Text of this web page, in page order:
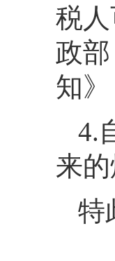
税
政
知
4.
来
特